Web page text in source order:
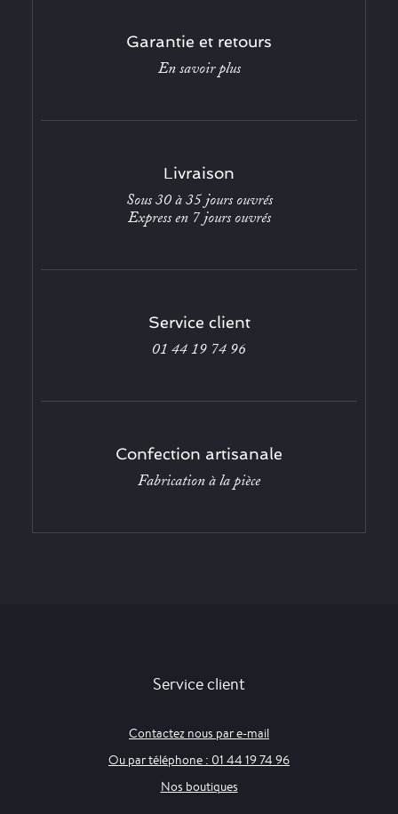
Garantie et retours
En savoir plus
Livraison
Sous 30 à 35 jours ouvrés
Express en 7 jours ouvrés
Service client
01 44 19 74 96
Confection artisanale
Fabrication à la pièce
Service client
Contactez nous par e-mail
Ou par téléphone : 01 44 19 74 96
Nos boutiques